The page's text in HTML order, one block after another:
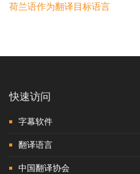
荷兰语作为翻译目标语言
快速访问
字幕软件
翻译语言
中国翻译协会